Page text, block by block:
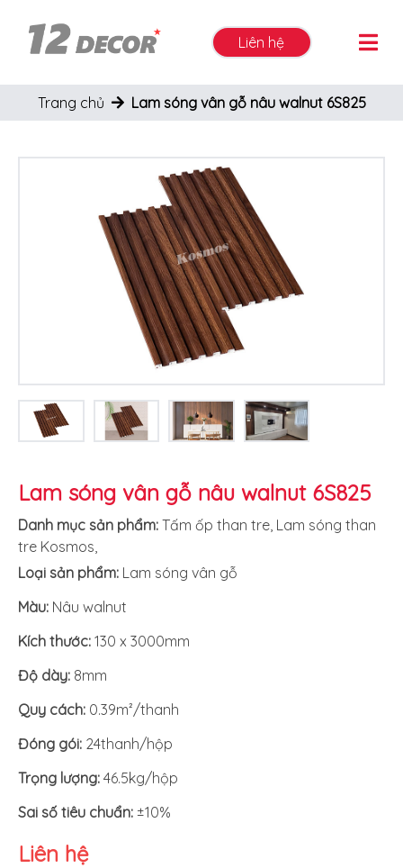
Liên hệ
Trang chủ Lam sóng vân gỗ nâu walnut 6S825
Lam sóng vân gỗ nâu walnut 6S825
Danh mục sản phẩm: Tấm ốp than tre Lam sóng than
tre Kosmos
Loại sản phẩm: Lam sóng vân gỗ
Màu: Nâu walnut
Kích thước: 130 x 3000mm
Độ dày: 8mm
Quy cách: 0.39m²/thanh
Đóng gói: 24thanh/hộp
Trọng lượng: 46.5kg/hộp
Sai số tiêu chuẩn: ±10%
Liên hệ